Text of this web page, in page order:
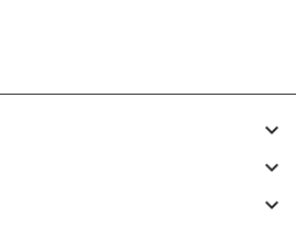


